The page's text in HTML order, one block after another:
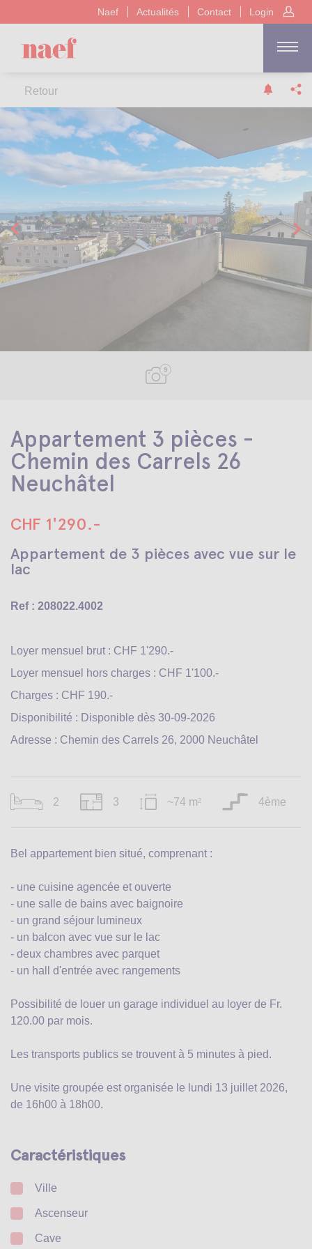
Naef Actualités Contact Login
Retour
9
Appartement 3 pièces -
Chemin des Carrels 26
Neuchâtel
CHF 1'290.-
Appartement de 3 pièces avec vue sur le
lac
Ref : 208022.4002
Loyer mensuel brut : CHF 1'290.-
Loyer mensuel hors charges : CHF 1'100.-
Charges : CHF 190.-
Disponibilité : Disponible dès 30-09-2026
Adresse : Chemin des Carrels 26, 2000 Neuchâtel
2 3 ~74 m 2 4ème
Bel appartement bien situé, comprenant :
- une cuisine agencée et ouverte
- une salle de bains avec baignoire
- un grand séjour lumineux
- un balcon avec vue sur le lac
- deux chambres avec parquet
- un hall d'entrée avec rangements
Possibilité de louer un garage individuel au loyer de Fr.
120.00 par mois.
Les transports publics se trouvent à 5 minutes à pied.
Une visite groupée est organisée le lundi 13 juillet 2026,
de 16h00 à 18h00.
Caractéristiques
Ville
Ascenseur
Cave